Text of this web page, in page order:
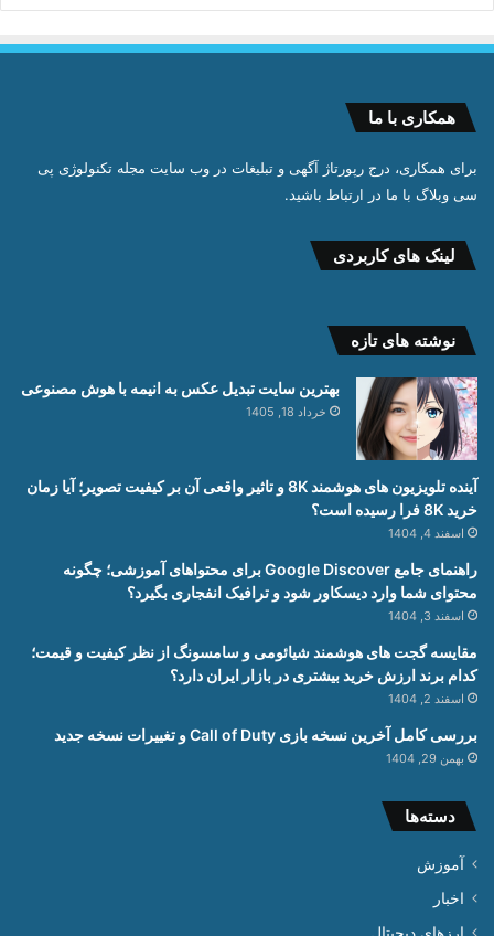
همکاری با ما
برای همکاری، درج رپورتاژ آگهی و تبلیغات در وب سایت مجله تکنولوژی پی
سی وبلاگ با ما در ارتباط باشید.
لینک های کاربردی
نوشته های تازه
بهترین سایت تبدیل عکس به انیمه با هوش مصنوعی
خرداد 18, 1405
آینده تلویزیون های هوشمند 8K و تاثیر واقعی آن بر کیفیت تصویر؛ آیا زمان
خرید 8K فرا رسیده است؟
اسفند 4, 1404
راهنمای جامع Google Discover برای محتواهای آموزشی؛ چگونه
محتوای شما وارد دیسکاور شود و ترافیک انفجاری بگیرد؟
اسفند 3, 1404
مقایسه گجت های هوشمند شیائومی و سامسونگ از نظر کیفیت و قیمت؛
کدام برند ارزش خرید بیشتری در بازار ایران دارد؟
اسفند 2, 1404
بررسی کامل آخرین نسخه بازی Call of Duty و تغییرات نسخه جدید
بهمن 29, 1404
دسته‌ها
آموزش
اخبار